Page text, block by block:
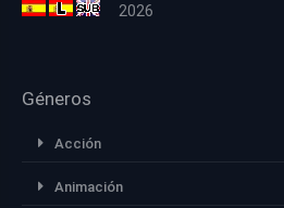
2026
Géneros
Acción
Animación